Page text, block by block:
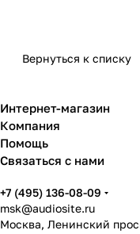
Вернуться к списку
Интернет-магазин
Компания
Помощь
Связаться с нами
+7 (495) 136-08-09
msk@audiosite.ru
Москва, Ленинский